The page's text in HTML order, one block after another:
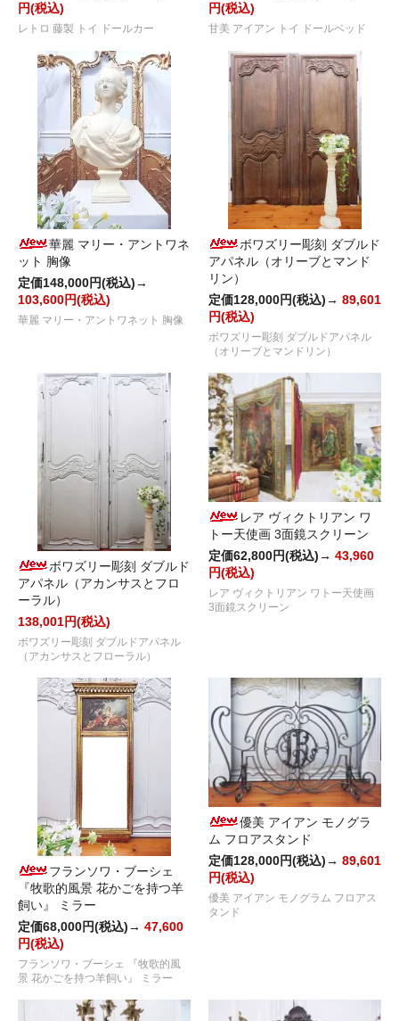
円(税込)
レトロ 藤製 トイ ドールカー
円(税込)
甘美 アイアン トイ ドールベッド
華麗 マリー・アントワネ
ット 胸像
定価148,000円(税込)→
103,600円(税込)
華麗 マリー・アントワネット 胸像
ボワズリー彫刻 ダブルド
アパネル（オリーブとマンド
リン）
定価128,000円(税込)→ 89,601
円(税込)
ボワズリー彫刻 ダブルドアパネル
（オリーブとマンドリン）
ボワズリー彫刻 ダブルド
アパネル（アカンサスとフロ
ーラル）
138,001円(税込)
ボワズリー彫刻 ダブルドアパネル
（アカンサスとフローラル）
レア ヴィクトリアン ワ
トー天使画 3面鏡スクリーン
定価62,800円(税込)→ 43,960
円(税込)
レア ヴィクトリアン ワトー天使画
3面鏡スクリーン
フランソワ・ブーシェ
『牧歌的風景 花かごを持つ羊
飼い』 ミラー
定価68,000円(税込)→ 47,600
円(税込)
フランソワ・ブーシェ 『牧歌的風
景 花かごを持つ羊飼い』 ミラー
優美 アイアン モノグラ
ム フロアスタンド
定価128,000円(税込)→ 89,601
円(税込)
優美 アイアン モノグラム フロアス
タンド